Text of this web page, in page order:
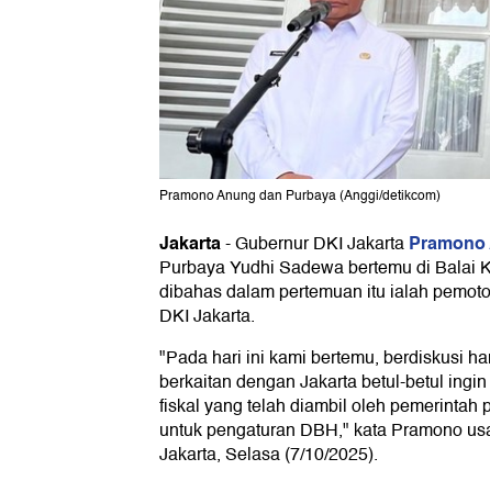
Pramono Anung dan Purbaya (Anggi/detikcom)
Jakarta-Gubernur DKI Jakarta
Purbaya Yudhi Sadewa bertemu di Balai
dibahas dalam pertemuan itu ialah
DKI Jakarta.
"Pada hari ini kami bertemu, berdiskusi
berkaitan dengan Jakarta betul-betul
fiskal yang telah diambil oleh pemerintah
untuk pengaturan DBH," kata Pramono
Jakarta, Selasa (7/10/2025).